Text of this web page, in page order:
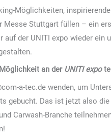
Möglichkeiten,
Messe Stuttgart füllen – ein
der UNITI expo wieder ein
an der UNITI expo
a-tec.de wenden, um
gebucht. Das ist jetzt also
Carwash-Branche